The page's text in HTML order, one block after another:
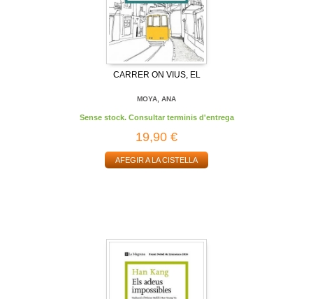
CARRER ON VIUS, EL
MOYA, ANA
Sense stock. Consultar terminis d'entrega
19,90 €
AFEGIR A LA CISTELLA